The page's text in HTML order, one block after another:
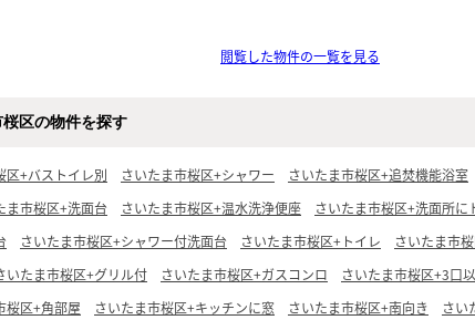
閲覧した物件の一覧を見る
区の物件を探す
区+バストイレ別 さいたま市桜区+シャワー さいたま市桜区+追焚機能浴室
ま市桜区+洗面台 さいたま市桜区+温水洗浄便座 さいたま市桜区+洗面所に
さいたま市桜区+シャワー付洗面台 さいたま市桜区+トイレ さいたま市
いたま市桜区+グリル付 さいたま市桜区+ガスコンロ さいたま市桜区+3口
桜区+角部屋 さいたま市桜区+キッチンに窓 さいたま市桜区+南向き
さい